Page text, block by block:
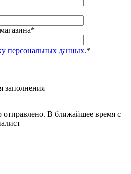
*
персональных данных.*
заполнения
В ближайшее время с